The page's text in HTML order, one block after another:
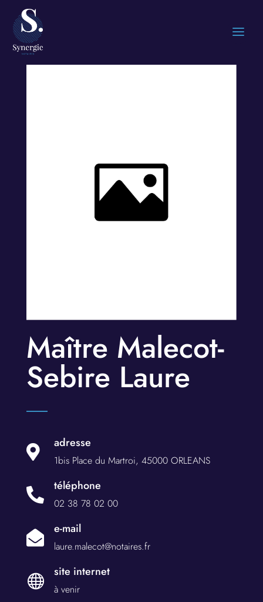
Maître Malecot-
Sebire Laure

adresse
1bis Place du Martroi, 45000 ORLEANS

téléphone
02 38 78 02 00

e-mail
laure.malecot@notaires.fr

site internet
à venir